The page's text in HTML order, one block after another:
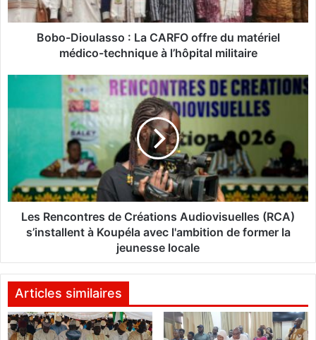
o
u
:
R
F
r
u
m
Bobo-Dioulasso : La CARFO offre du matériel
médico-technique à l’hôpital militaire
s
o
n
d
r
é
Les Rencontres de Créations Audiovisuelles (RCA)
s’installent à Koupéla avec l'ambition de former la
jeunesse locale
Articles similaires